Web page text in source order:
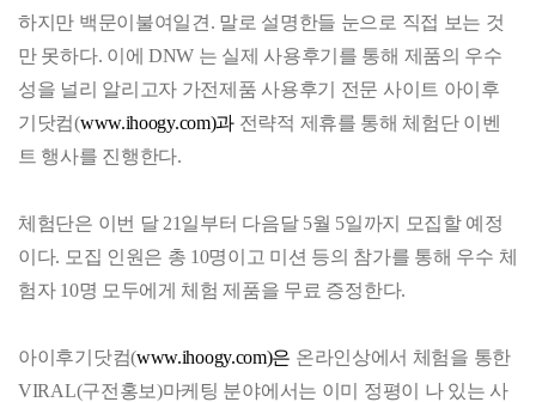
하지만 백문이불여일견. 말로 설명한들 눈으로 직접 보는 것
만 못하다. 이에 DNW 는 실제 사용후기를 통해 제품의 우수
성을 널리 알리고자 가전제품 사용후기 전문 사이트 아이후
기닷컴(www.ihoogy.com)과 전략적 제휴를 통해 체험단 이벤
트 행사를 진행한다.
체험단은 이번 달 21일부터 다음달 5월 5일까지 모집할 예정
이다. 모집 인원은 총 10명이고 미션 등의 참가를 통해 우수 체
험자 10명 모두에게 체험 제품을 무료 증정한다.
아이후기닷컴(www.ihoogy.com)은 온라인상에서 체험을 통한
VIRAL(구전홍보)마케팅 분야에서는 이미 정평이 나 있는 사